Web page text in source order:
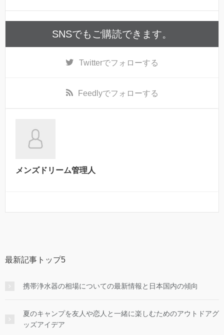
SNSでもご購読できます。
Twitterでフォローする
Feedlyでフォローする
メンズドリーム管理人
最新記事トップ5
携帯浄水器の相場についての最新情報と日本国内の傾向
夏のキャンプを友人や恋人と一緒に楽しむためのアウトドアグ
ッズアイデア